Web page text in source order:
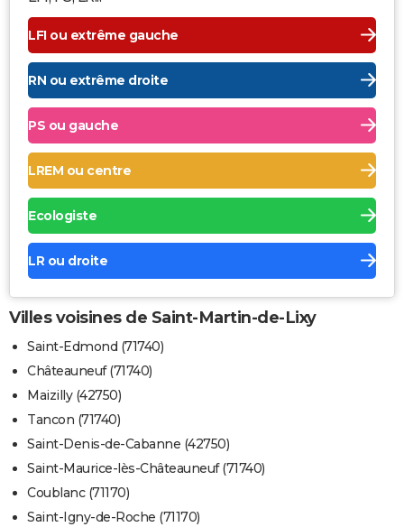
LFI ou extrême gauche
RN ou extrême droite
PS ou gauche
LREM ou centre
Ecologiste
LR ou droite
Villes voisines de Saint-Martin-de-Lixy
Saint-Edmond (71740)
Châteauneuf (71740)
Maizilly (42750)
Tancon (71740)
Saint-Denis-de-Cabanne (42750)
Saint-Maurice-lès-Châteauneuf (71740)
Coublanc (71170)
Saint-Igny-de-Roche (71170)